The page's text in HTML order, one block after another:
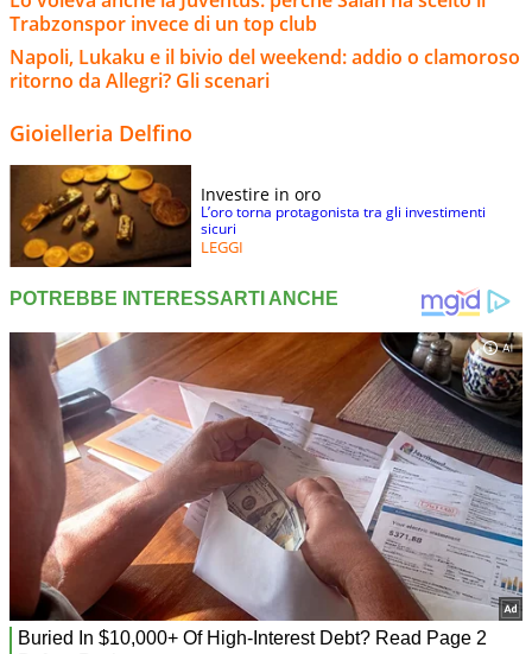
Trabzonspor invece di un top club
Napoli, Lukaku e il bivio del weekend: addio o clamoroso
ritorno da Allegri? Gli scenari
Gioielleria Delfino
Investire in oro
L’oro torna protagonista tra gli investimenti
sicuri
LEGGI